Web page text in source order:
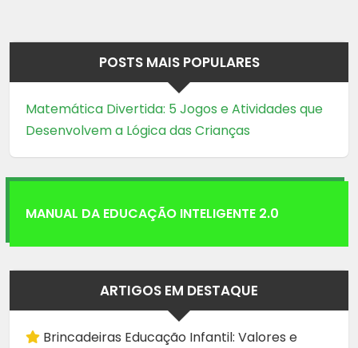
POSTS MAIS POPULARES
Matemática Divertida: 5 Jogos e Atividades que
Desenvolvem a Lógica das Crianças
MANUAL DA EDUCAÇÃO INTELIGENTE 2.0
ARTIGOS EM DESTAQUE
Brincadeiras Educação Infantil: Valores e